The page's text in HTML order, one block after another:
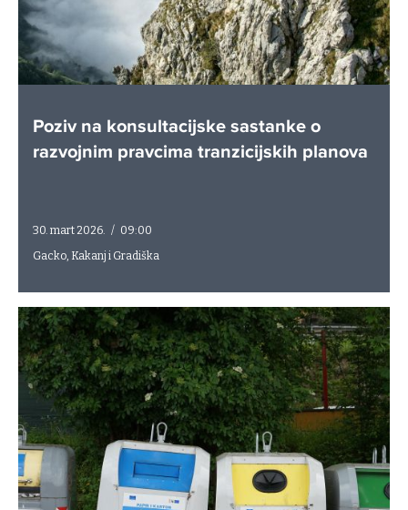
Poziv na konsultacijske sastanke o
razvojnim pravcima tranzicijskih planova
30. mart 2026. / 09:00
Gacko, Kakanj i Gradiška